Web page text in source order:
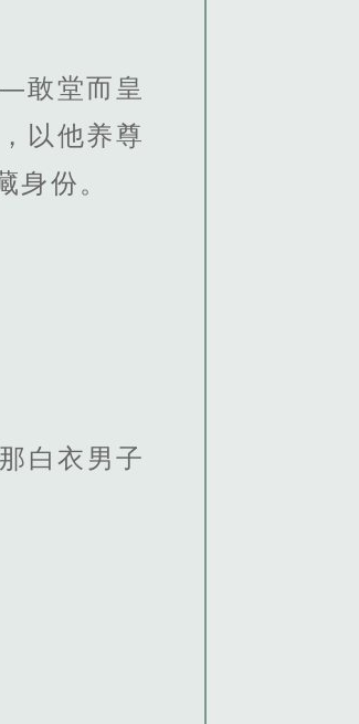
敢堂而皇
以他养尊
份。
白衣男子